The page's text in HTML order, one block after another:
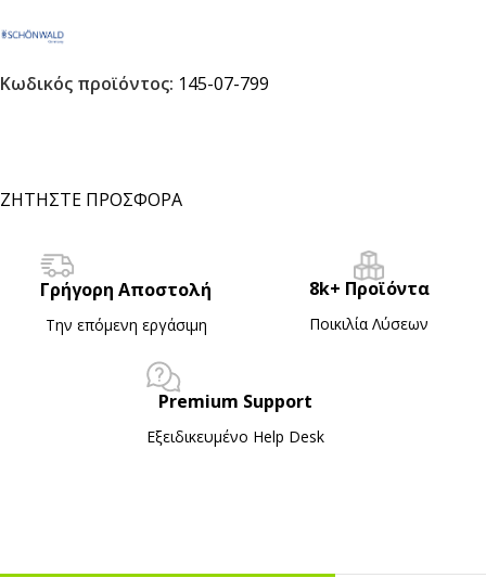
Κωδικός προϊόντος: 145-07-799
ΖΗΤΗΣΤΕ ΠΡΟΣΦΟΡΑ
Γρήγορη Αποστολή
Την επόμενη εργάσιμη
8k+ Προϊόντα
Ποικιλία Λύσεων
Premium Support
Εξειδικευμένο Ηelp Desk